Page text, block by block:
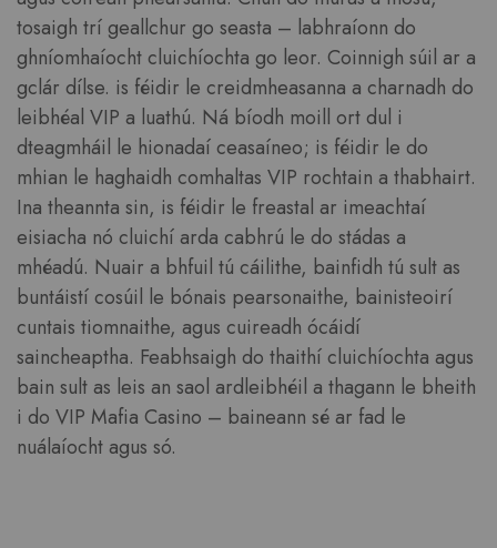
tosaigh trí geallchur go seasta – labhraíonn do
ghníomhaíocht cluichíochta go leor. Coinnigh súil ar a
gclár dílse. is féidir le creidmheasanna a charnadh do
leibhéal VIP a luathú. Ná bíodh moill ort dul i
dteagmháil le hionadaí ceasaíneo; is féidir le do
mhian le haghaidh comhaltas VIP rochtain a thabhairt.
Ina theannta sin, is féidir le freastal ar imeachtaí
eisiacha nó cluichí arda cabhrú le do stádas a
mhéadú. Nuair a bhfuil tú cáilithe, bainfidh tú sult as
buntáistí cosúil le bónais pearsonaithe, bainisteoirí
cuntais tiomnaithe, agus cuireadh ócáidí
saincheaptha. Feabhsaigh do thaithí cluichíochta agus
bain sult as leis an saol ardleibhéil a thagann le bheith
i do VIP Mafia Casino – baineann sé ar fad le
nuálaíocht agus só.